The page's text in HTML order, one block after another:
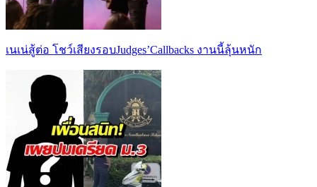
เนเน่สู้ต่อ โชว์เสียงรอบJudges’Callbacks งานนี้ลุ้นหนัก